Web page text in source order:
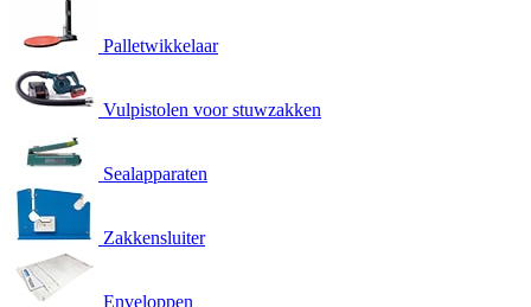
Palletwikkelaar
Vulpistolen voor stuwzakken
Sealapparaten
Zakkensluiter
Enveloppen